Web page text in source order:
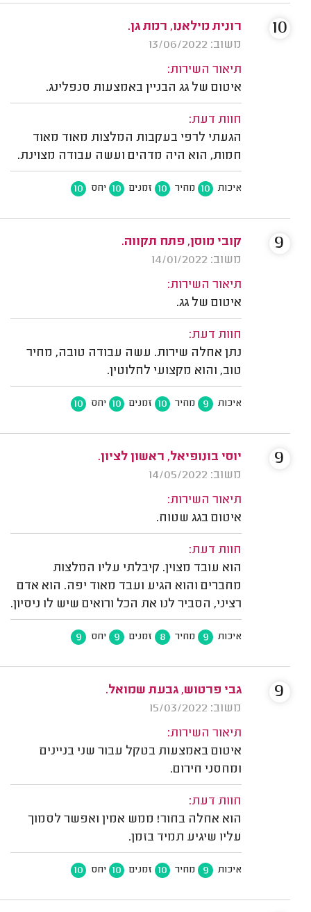
רונית מילאנו, רמת גן.
משוב: 13/06/2022
תיאור השירות:
איטום של גג הבניין באמצעות סנפלינג.
חוות דעת:
הגעתי לרפי בעקבות המלצות מאוד מאוד
חמות, הוא היה מדהים ועשה עבודה מצוינת.
איכות 10 מחיר 10 זמנים 10 יחס 10
10
קובי מוסן, פתח תקווה.
משוב: 14/01/2022
תיאור השירות:
איטום של גג.
חוות דעת:
נתן אחלה שירות. עשה עבודה טובה, מחיר
טוב, והוא מקצועי לחלוטין.
איכות 9 מחיר 10 זמנים 10 יחס 10
9
יוסי בונופיאל, ראשון לציון.
משוב: 14/05/2022
תיאור השירות:
איטום בגג שטוח.
חוות דעת:
הוא עובד מצוין. קיבלתי עליו המלצות
מחברים והוא הגיע ועבד מאוד יפה. הוא אדם
רציני, הסביר לנו את הכל ורואים שיש לו ניסיון.
איכות 9 מחיר 8 זמנים 9 יחס 9
9
גבי פרטוש, גבעת שמואל.
משוב: 15/03/2022
תיאור השירות:
איטום באמצעות בטקל עבור שני בניינים
ומחסני חירום.
חוות דעת:
הוא אחלה בחור! ממש אמין ואפשר לסמוך
עליו שיגיע תמיד בזמן.
איכות 9 מחיר 10 זמנים 10 יחס 10
9